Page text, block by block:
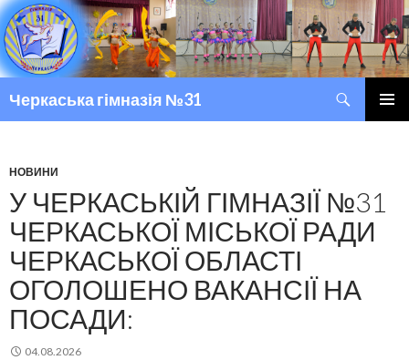
Черкаська гімназія №31
НОВИНИ
У ЧЕРКАСЬКІЙ ГІМНАЗІЇ №31
ЧЕРКАСЬКОЇ МІСЬКОЇ РАДИ
ЧЕРКАСЬКОЇ ОБЛАСТІ
ОГОЛОШЕНО ВАКАНСІЇ НА
ПОСАДИ:
04.08.2026